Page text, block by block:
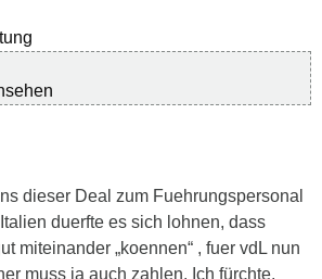
dieser Deal zum Fuehrungspersonal
duerfte es sich lohnen, dass
miteinander „koennen“ , fuer vdL nun
muss ja auch zahlen. Ich fürchte,